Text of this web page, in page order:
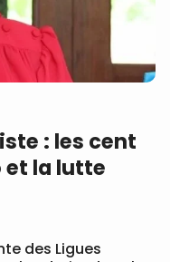
: les cent
et la lutte
des Ligues